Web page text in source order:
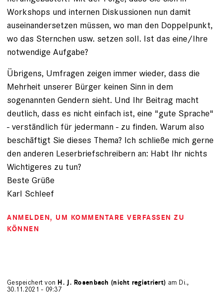
Workshops und internen Diskussionen nun damit
auseinandersetzen müssen, wo man den Doppelpunkt,
wo das Sternchen usw. setzen soll. Ist das eine/Ihre
notwendige Aufgabe?
Übrigens, Umfragen zeigen immer wieder, dass die
Mehrheit unserer Bürger keinen Sinn in dem
sogenannten Gendern sieht. Und Ihr Beitrag macht
deutlich, dass es nicht einfach ist, eine "gute Sprache"
- verständlich für jedermann - zu finden. Warum also
beschäftigt Sie dieses Thema? Ich schließe mich gerne
den anderen Leserbriefschreibern an: Habt Ihr nichts
Wichtigeres zu tun?
Beste Grüße
Karl Schleef
ANMELDEN, UM KOMMENTARE VERFASSEN ZU
KÖNNEN
Gespeichert von H. J. Rosenbach (nicht registriert) am Di.,
30.11.2021 - 09:37